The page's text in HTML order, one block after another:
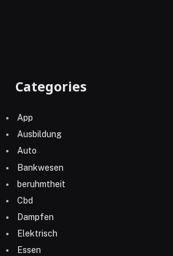
Categories
App
Ausbildung
Auto
Bankwesen
beruhmtheit
Cbd
Dampfen
Elektrisch
Essen